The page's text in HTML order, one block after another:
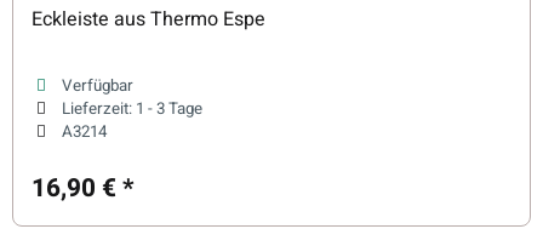
Eckleiste aus Thermo Espe
Verfügbar
Lieferzeit: 1 - 3 Tage
A3214
16,90 €*